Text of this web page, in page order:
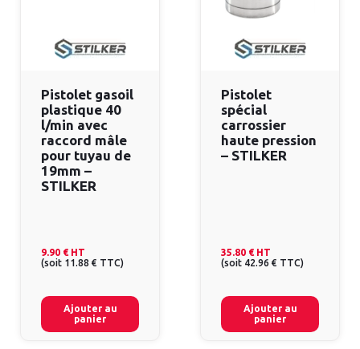
Pistolet gasoil
plastique 40
l/min avec
raccord mâle
pour tuyau de
19mm –
STILKER
9.90 € HT
(soit 11.88 € TTC)
Ajouter au
panier
Pistolet
spécial
carrossier
haute pression
– STILKER
35.80 € HT
(soit 42.96 € TTC)
Ajouter au
panier